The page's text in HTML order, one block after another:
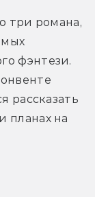
три романа,
фэнтези.
рассказать
планах на